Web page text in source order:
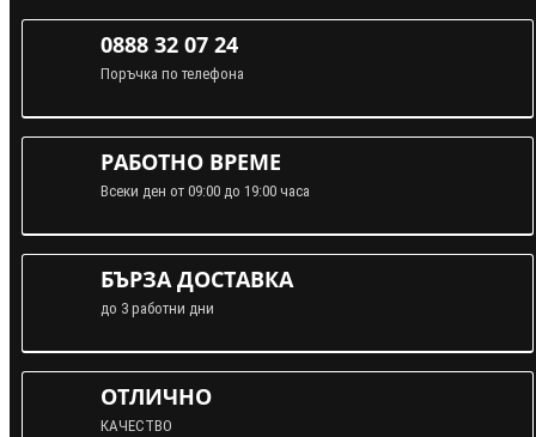
0888 32 07 24
Поръчка по телефона
РАБОТНО ВРЕМЕ
Всеки ден от 09:00 до 19:00 часа
БЪРЗА ДОСТАВКА
до 3 работни дни
ОТЛИЧНО
КАЧЕСТВО